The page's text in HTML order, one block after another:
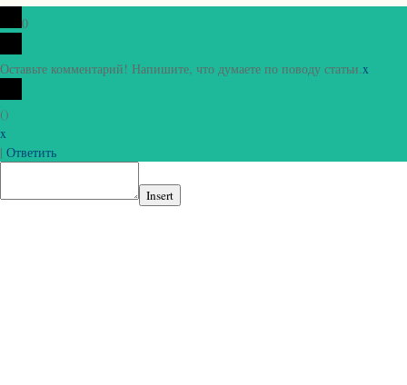
0
Оставьте комментарий! Напишите, что думаете по поводу статьи.x
()
x
| Ответить
Insert